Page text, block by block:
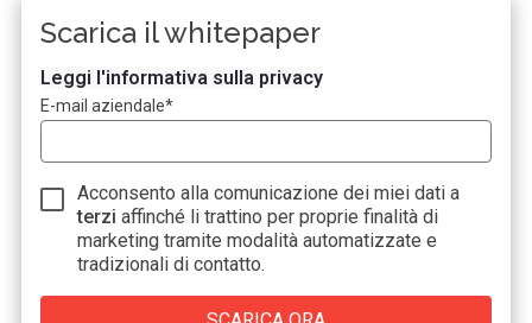
Scarica il whitepaper
Leggi l'informativa sulla privacy
E-mail aziendale*
Acconsento alla comunicazione dei miei dati a
terzi affinché li trattino per proprie finalità di
marketing tramite modalità automatizzate e
tradizionali di contatto.